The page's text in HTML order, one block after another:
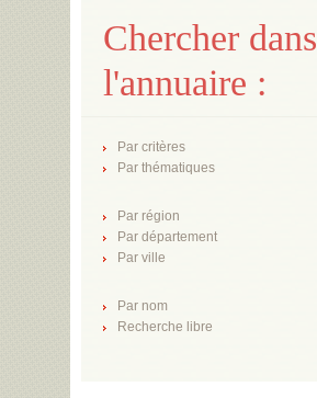
Chercher dans
l'annuaire :
Par critères
Par thématiques
Par région
Par département
Par ville
Par nom
Recherche libre